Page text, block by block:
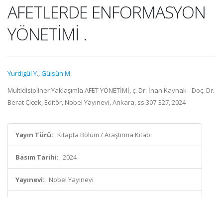
AFETLERDE ENFORMASYON
YÖNETİMİ .
Yurdigül Y.,Gülsün M.
Multidisipliner Yaklaşımla AFET YÖNETİMİ, ç. Dr. İnan Kaynak - Doç. Dr.
Berat Çiçek, Editör, Nobel Yayınevi, Ankara, ss.307-327, 2024
Yayın Türü: Kitapta Bölüm / Araştırma Kitabı
Basım Tarihi: 2024
Yayınevi: Nobel Yayınevi